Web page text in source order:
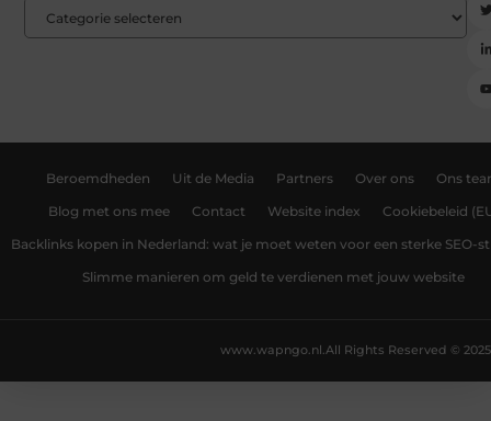
Beroemdheden Uit de Media Partners Over ons Ons
Blog met ons mee Contact Website index Cookiebeleid
Backlinks kopen in Nederland: wat je moet weten voor een sterke SEO-
Slimme manieren om geld te verdienen met jouw website
All Rights Reserved © 2025
www.wapngo.nl.